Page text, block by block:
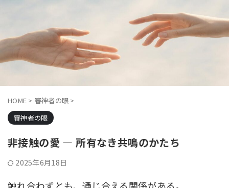
HOME > 審神者の眼 >
審神者の眼
非接触の愛 ― 所有なき共鳴のかたち
2025年6月18日
触れ合わずとも、通じ合える関係がある。